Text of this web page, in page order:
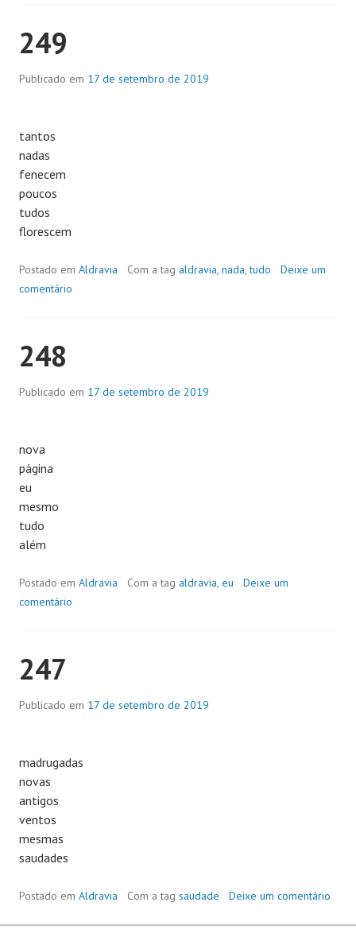
249
Publicado em 17 de setembro de 2019
tantos
nadas
fenecem
poucos
tudos
florescem
Postado em Aldravia Com a tag aldravia, nada,tudo
Deixe um
comentário
248
Publicado em 17 de setembro de 2019
nova
página
eu
mesmo
tudo
além
Postado em Aldravia Com a tag aldravia, eu
Deixe um
comentário
247
Publicado em 17 de setembro de 2019
madrugadas
novas
antigos
ventos
mesmas
saudades
Postado em Aldravia Com a tag saudade Deixe um comentário